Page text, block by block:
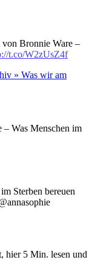
Bronnie Ware –
t.co/W2zUsZ4f
» Was wir am
Was Menschen im
Sterben bereuen
hier 5 Min. lesen und